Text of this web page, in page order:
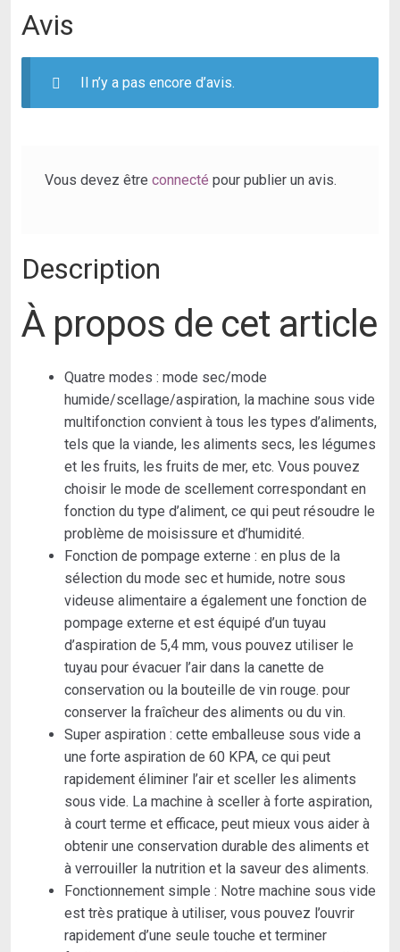
Avec
Forte
Aspiration
Alimentaires
Led
Le
Stockage
Et
La
Conservation
Des
Aliments,
Sous
Vide
Avis
Il n’y a pas encore d’avis.
Vous devez être connecté pour publier un avis.
Description
À propos de cet article
Quatre modes : mode sec/mode
humide/scellage/aspiration, la machine sous vide
multifonction convient à tous les types d’aliments,
tels que la viande, les aliments secs, les légumes
et les fruits, les fruits de mer, etc. Vous pouvez
choisir le mode de scellement correspondant en
fonction du type d’aliment, ce qui peut résoudre le
problème de moisissure et d’humidité.
Fonction de pompage externe : en plus de la
sélection du mode sec et humide, notre sous
videuse alimentaire a également une fonction de
pompage externe et est équipé d’un tuyau
d’aspiration de 5,4 mm, vous pouvez utiliser le
tuyau pour évacuer l’air dans la canette de
conservation ou la bouteille de vin rouge. pour
conserver la fraîcheur des aliments ou du vin.
Super aspiration : cette emballeuse sous vide a
une forte aspiration de 60 KPA, ce qui peut
rapidement éliminer l’air et sceller les aliments
sous vide. La machine à sceller à forte aspiration,
à court terme et efficace, peut mieux vous aider à
obtenir une conservation durable des aliments et
à verrouiller la nutrition et la saveur des aliments.
Fonctionnement simple : Notre machine sous vide
est très pratique à utiliser, vous pouvez l’ouvrir
rapidement d’une seule touche et terminer